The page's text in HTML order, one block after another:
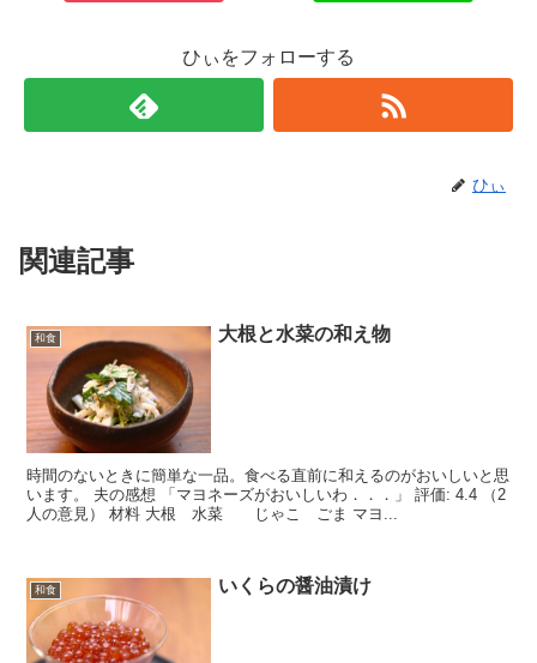
ひぃをフォローする
ひぃ
関連記事
和食 大根と水菜の和え物
時間のないときに簡単な一品。食べる直前に和えるのがおいしいと思
います。 夫の感想 「マヨネーズがおいしいわ．．．」 評価: 4.4 （2
人の意見） 材料 大根 水菜 じゃこ ごま マヨ...
和食 いくらの醤油漬け